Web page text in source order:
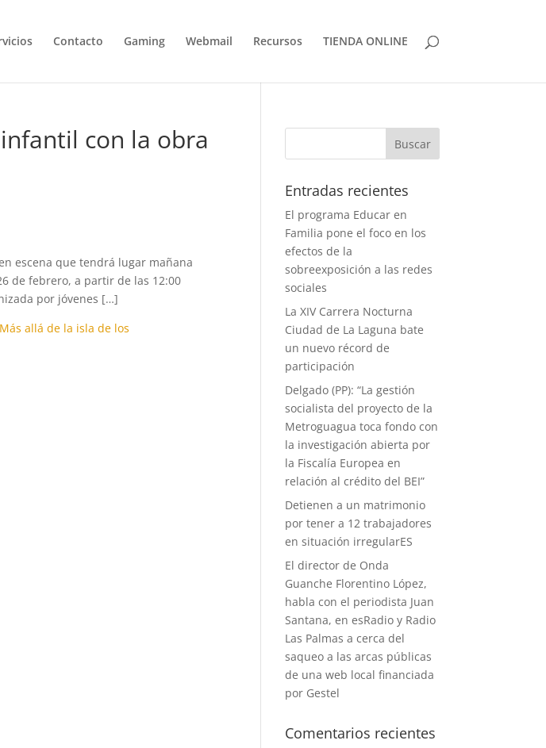
Contacto Gaming Webmail Recursos TIENDA ONLINE
con la obra
escena que tendrá lugar mañana
de febrero, a partir de las 12:00
por jóvenes […]
allá de la isla de los
Entradas recientes
El programa Educar en
Familia pone el foco en los
efectos de la
sobreexposición a las redes
sociales
La XIV Carrera Nocturna
Ciudad de La Laguna bate
un nuevo récord de
participación
Delgado (PP): “La gestión
socialista del proyecto de la
Metroguagua toca fondo con
la investigación abierta por
la Fiscalía Europea en
relación al crédito del BEI”
Detienen a un matrimonio
por tener a 12 trabajadores
en situación irregularES
El director de Onda
Guanche Florentino López,
habla con el periodista Juan
Santana, en esRadio y Radio
Las Palmas a cerca del
saqueo a las arcas públicas
de una web local financiada
por Gestel
Comentarios recientes